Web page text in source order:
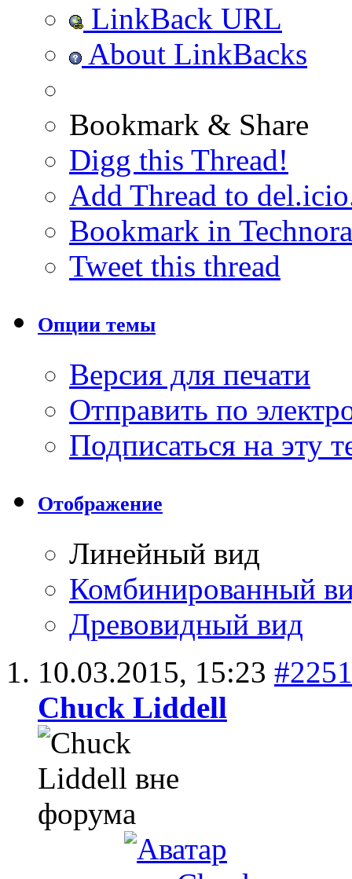
LinkBack URL
About LinkBacks
Bookmark & Share
Digg this Thread!
Add Thread to
Bookmark in
Tweet this thread
Опции темы
Версия для печати
Отправить по
Подписаться на эту
Отображение
Линейный вид
Комбинированный
Древовидный вид
10.03.2015, 15:23 #2251
Chuck Liddell